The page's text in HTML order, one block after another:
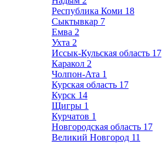
Республика Коми 18
Сыктывкар 7
Емва 2
Ухта 2
Иссык-Кульская область 17
Каракол 2
Чолпон-Ата 1
Курская область 17
Курск 14
Щигры 1
Курчатов 1
Новгородская область 17
Великий Новгород 11